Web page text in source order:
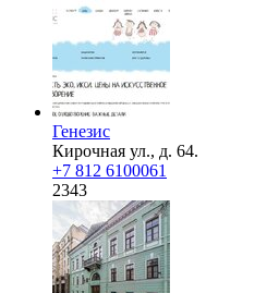
Генезис
Кирочная ул., д. 64.
+7 812 6100061
2343